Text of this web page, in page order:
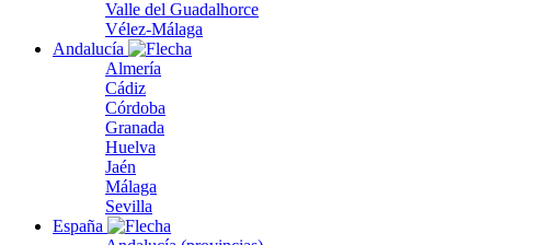
Valle del Guadalhorce
Vélez-Málaga
Andalucía
Almería
Cádiz
Córdoba
Granada
Huelva
Jaén
Málaga
Sevilla
España